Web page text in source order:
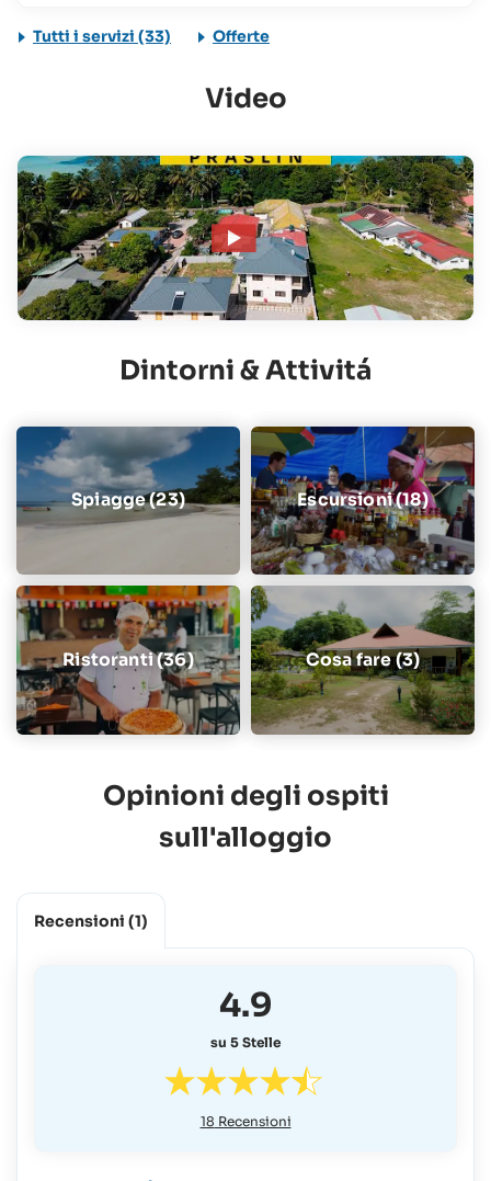
Tutti i servizi (33) Offerte
Video
Dintorni & Attivitá
Spiagge (23) Escursioni (18)
Ristoranti (36) Cosa fare (3)
Opinioni degli ospiti
sull'alloggio
Recensioni (1)
4.9
su 5 Stelle
18 Recensioni